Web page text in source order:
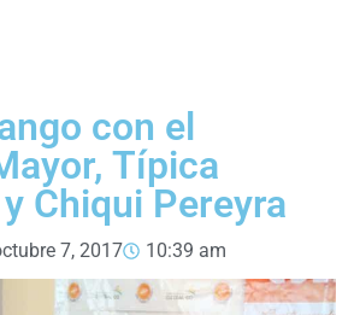
con el
Típica
Chiqui Pereyra
7, 2017 10:39 am